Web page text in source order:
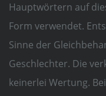
Hauptwörtern auf
Form verwendet.
Sinne der
Geschlechter. Die
keinerlei Wertung.